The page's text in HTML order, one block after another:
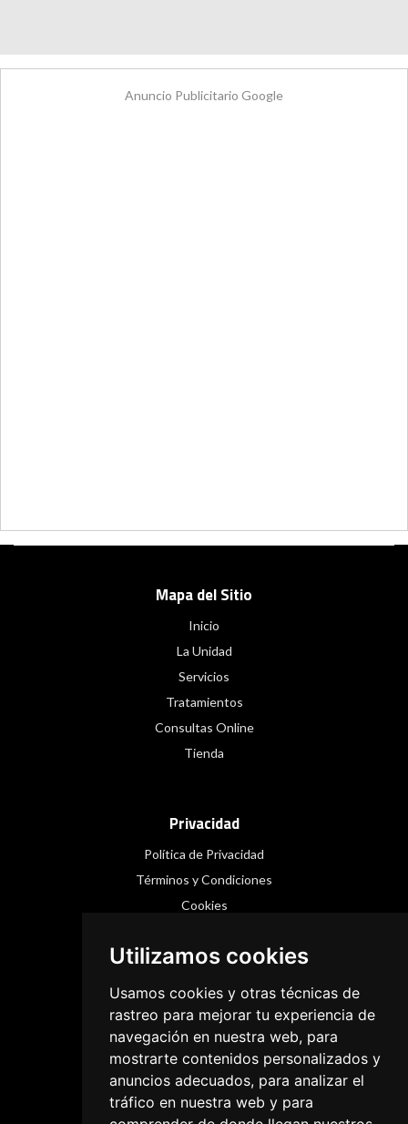
Utilizamos cookies
Usamos cookies y otras técnicas de
rastreo para mejorar tu experiencia de
navegación en nuestra web, para
mostrarte contenidos personalizados y
anuncios adecuados, para analizar el
tráfico en nuestra web y para
Anuncio Publicitario Google
Mapa del Sitio
Inicio
La Unidad
Servicios
Tratamientos
Consultas Online
Tienda
Privacidad
Política de Privacidad
Términos y Condiciones
Cookies
Instagram
Facebook
Threads